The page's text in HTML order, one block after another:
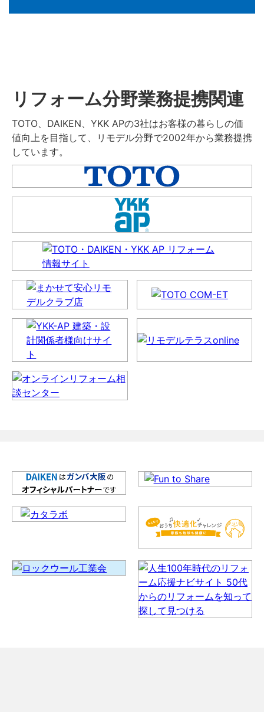
リフォーム分野業務提携関連
TOTO、DAIKEN、YKK APの3社はお客様の暮らしの価
値向上を目指して、リモデル分野で2002年から業務提携
しています。